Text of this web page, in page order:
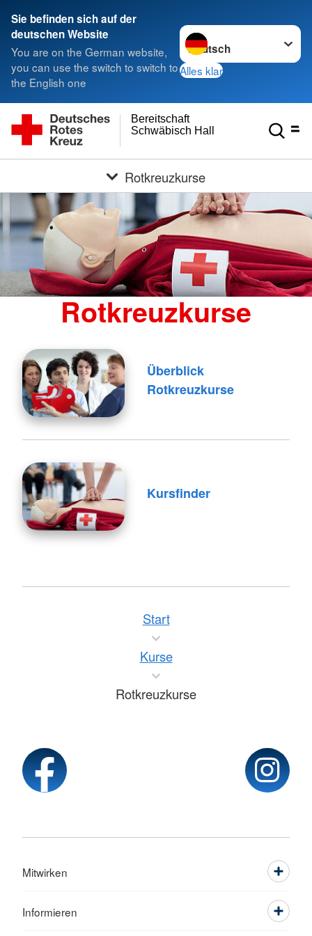
Sie befinden sich auf der
deutschen Website
You are on the German website,
you can use the switch to switch to
the English one
Sprache wechseln zu
Alles klar
Schwäbisch Hall
Bereitschaft
Rotkreuzkurse
Rotkreuzkurse
Überblick
Rotkreuzkurse
Kursfinder
Start
Kurse
Rotkreuzkurse
Mitwirken
Informieren